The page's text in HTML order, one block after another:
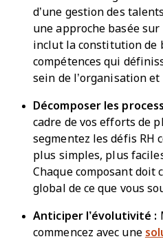
d’une gestion des
une approche basée sur
inclut la constitution de
compétences qui
sein de l’organisation
Décomposer les
cadre de vos efforts de
segmentez les défis RH
plus simples, plus
Chaque composant doit
global de ce que vous
Anticiper l’évolutivité :
commencez avec une